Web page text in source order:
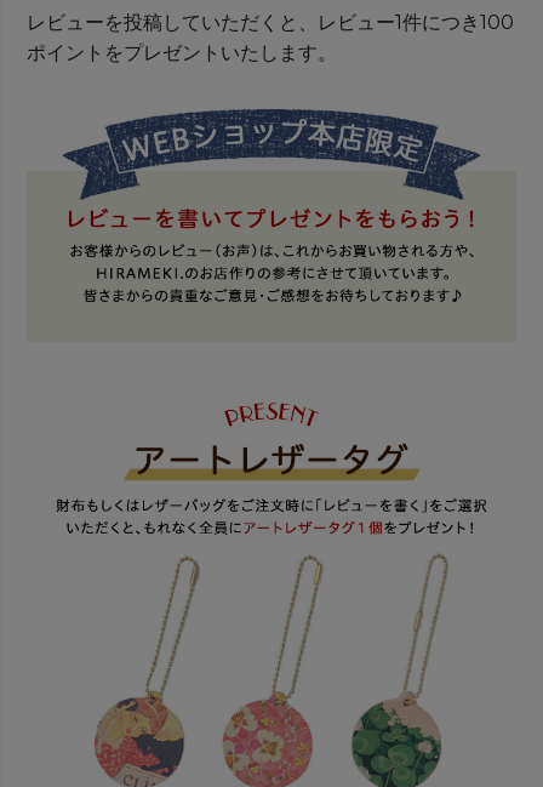
レビューを投稿していただくと、レビュー1件につき100
ポイントをプレゼントいたします。